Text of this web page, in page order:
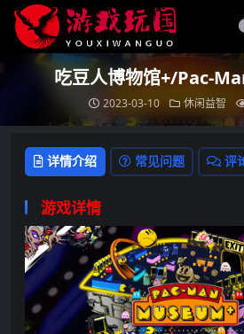
吃豆人博物馆+/Pac-
2023-03-10 休闲益智
详情介绍 常见问题 评
游戏详情